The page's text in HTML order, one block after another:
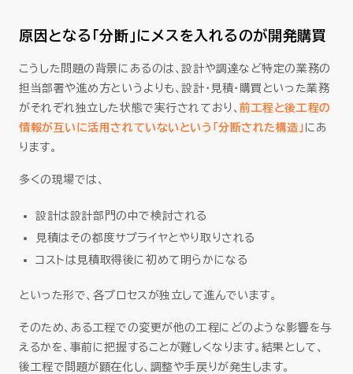
原因となる「分断」にメスを入れるのが開発購買
こうした問題の背景にあるのは、設計や調達など特定の業務の
担当部署や進め方というよりも、設計・見積・購買といった業務
がそれぞれ独立した状態で実行されており、前工程と後工程の
情報が互いに活用されていないという「分断された構造」 にあ
ります。
多くの現場では、
設計は設計部門の中で検討される
見積はその都度サプライヤとやり取りされる
コストは見積取得後に初めて明らかになる
といった形で、各プロセスが独立して進んでいます。
そのため、ある工程での変更が他の工程にどのような影響を与
えるかを、事前に把握することが難しくなります。結果として、
後工程で問題が顕在化し、調整や手戻りが発生します。